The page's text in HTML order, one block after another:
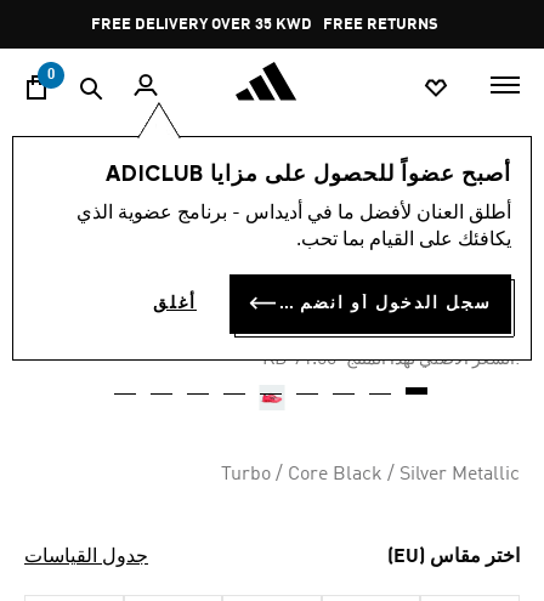
Pause
promotion
rotation
FREE DELIVERY OVER 35 KWD FREE RETURNS
0
أصبح عضواً للحصول على مزايا ADICLUB
أطلق العنان لأفضل ما في أديداس - برنامج عضوية الذي
يكافئك على القيام بما تحب.
سجل الدخول أو انضم الآن أغلق
اسلوب حياة العلامات التجارية أوريجينالز أحذية
-55%
PREDATOR MEGARIDE MER
KD 32.13
:السعر الأصلي لهذا المنتج Price reduced from
KD 71.50
to
Turbo / Core Black / Silver Metallic
اختر مقاس (EU) جدول القياسات